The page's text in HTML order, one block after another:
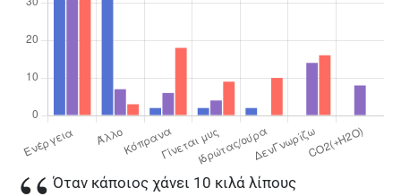
Όταν κάποιος χάνει 10 κιλά λίπους